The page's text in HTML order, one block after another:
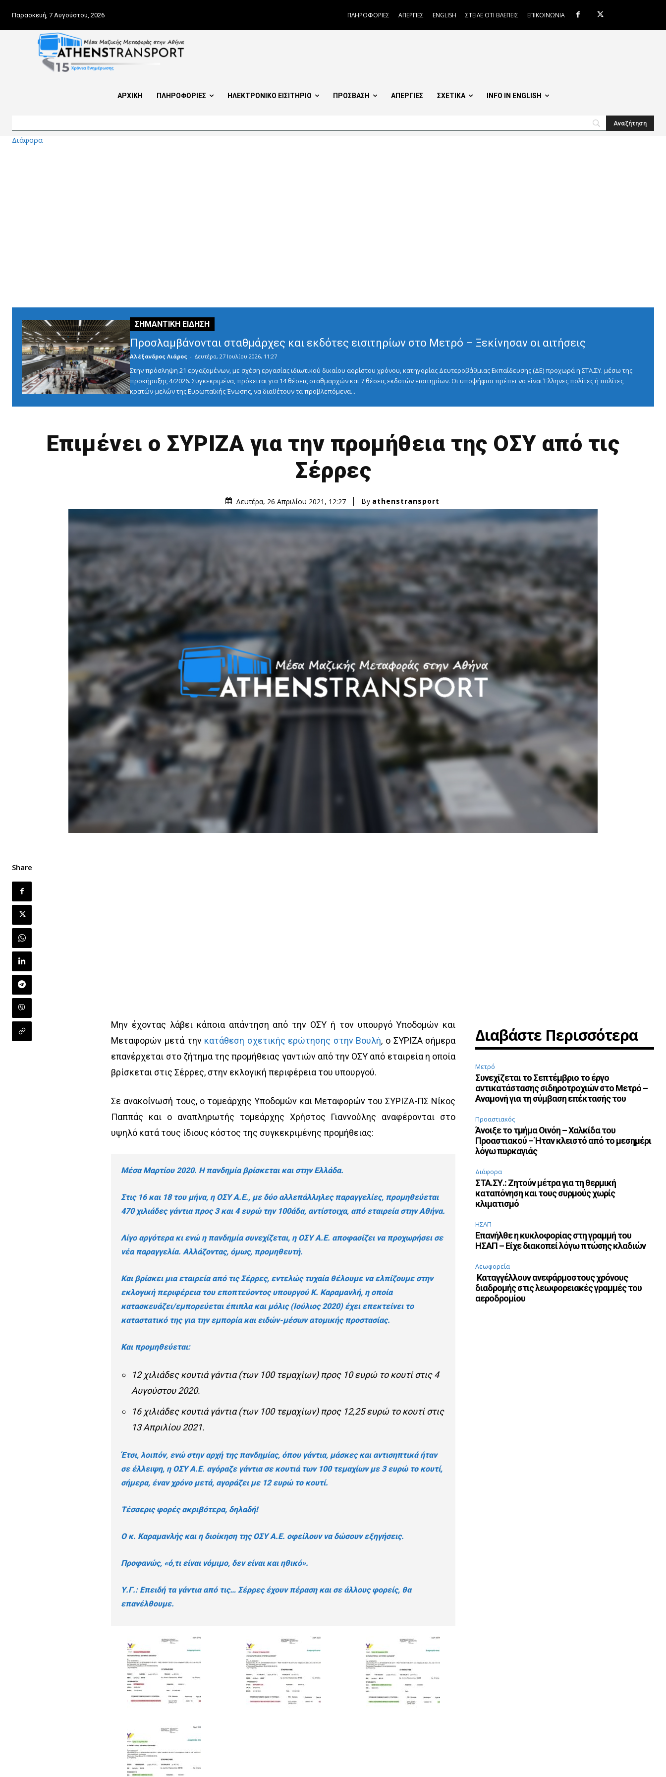
Παρασκευή, 7 Αυγούστου, 2026 ΠΛΗΡΟΦΟΡΙΕΣ ΑΠΕΡΓΙΕΣ ENGLISH ΣΤΕΙΛΕ ΟΤΙ ΒΛΕΠΕΙΣ ΕΠΙΚΟΙΝΩΝΙΑ
ΑΡΧΙΚΗ ΠΛΗΡΟΦΟΡΙΕΣ ΗΛΕΚΤΡΟΝΙΚΟ ΕΙΣΙΤΗΡΙΟ ΠΡΟΣΒΑΣΗ ΑΠΕΡΓΙΕΣ ΣΧΕΤΙΚΑ INFO IN ENGLISH
Διάφορα
Προσλαμβάνονται σταθμάρχες και εκδότες εισιτηρίων στο Μετρό – Ξεκίνησαν οι αιτήσεις
Αλέξανδρος Λιάρος - Δευτέρα, 27 Ιουλίου 2026, 11:27
Στην πρόσληψη 21 εργαζομένων, με σχέση εργασίας ιδιωτικού δικαίου αορίστου χρόνου, κατηγορίας Δευτεροβάθμιας Εκπαίδευσης (ΔΕ) προχωρά η ΣΤΑ.ΣΥ. μέσω της
προκήρυξης 4/2026. Συγκεκριμένα, πρόκειται για 14 θέσεις σταθμαρχών και 7 θέσεις εκδοτών εισιτηρίων. Οι υποψήφιοι πρέπει να είναι Έλληνες πολίτες ή πολίτες
κρατών-μελών της Ευρωπαϊκής Ένωσης, να διαθέτουν τα προβλεπόμενα...
Επιμένει ο ΣΥΡΙΖΑ για την προμήθεια της ΟΣΥ από τις
Σέρρες
Δευτέρα, 26 Απριλίου 2021, 12:27 By athenstransport
Share
Μην έχοντας λάβει κάποια απάντηση από την ΟΣΥ ή τον υπουργό Υποδομών και
Μεταφορών μετά την κατάθεση σχετικής ερώτησης στην Βουλή, ο ΣΥΡΙΖΑ σήμερα
επανέρχεται στο ζήτημα της προμήθειας γαντιών από την ΟΣΥ από εταιρεία η οποία
βρίσκεται στις Σέρρες, στην εκλογική περιφέρεια του υπουργού.
Σε ανακοίνωσή τους, ο τομεάρχης Υποδομών και Μεταφορών του ΣΥΡΙΖΑ-ΠΣ Νίκος
Παππάς και ο αναπληρωτής τομεάρχης Χρήστος Γιαννούλης αναφέρονται στο
υψηλό κατά τους ίδιους κόστος της συγκεκριμένης προμήθειας:
Μέσα Μαρτίου 2020. Η πανδημία βρίσκεται και στην Ελλάδα.
Στις 16 και 18 του μήνα, η ΟΣΥ Α.Ε., με δύο αλλεπάλληλες παραγγελίες, προμηθεύεται
470 χιλιάδες γάντια προς 3 και 4 ευρώ την 100άδα, αντίστοιχα, από εταιρεία στην Αθήνα.
Λίγο αργότερα κι ενώ η πανδημία συνεχίζεται, η ΟΣΥ Α.Ε. αποφασίζει να προχωρήσει σε
νέα παραγγελία. Αλλάζοντας, όμως, προμηθευτή.
Και βρίσκει μια εταιρεία από τις Σέρρες, εντελώς τυχαία θέλουμε να ελπίζουμε στην
εκλογική περιφέρεια του εποπτεύοντος υπουργού Κ. Καραμανλή, η οποία
κατασκευάζει/εμπορεύεται έπιπλα και μόλις (Ιούλιος 2020) έχει επεκτείνει το
καταστατικό της για την εμπορία και ειδών-μέσων ατομικής προστασίας.
Και προμηθεύεται:
12 χιλιάδες κουτιά γάντια (των 100 τεμαχίων) προς 10 ευρώ το κουτί στις 4
Αυγούστου 2020.
16 χιλιάδες κουτιά γάντια (των 100 τεμαχίων) προς 12,25 ευρώ το κουτί στις
13 Απριλίου 2021.
Έτσι, λοιπόν, ενώ στην αρχή της πανδημίας, όπου γάντια, μάσκες και αντισηπτικά ήταν
σε έλλειψη, η ΟΣΥ Α.Ε. αγόραζε γάντια σε κουτιά των 100 τεμαχίων με 3 ευρώ το κουτί,
σήμερα, έναν χρόνο μετά, αγοράζει με 12 ευρώ το κουτί.
Τέσσερις φορές ακριβότερα, δηλαδή!
Ο κ. Καραμανλής και η διοίκηση της ΟΣΥ Α.Ε. οφείλουν να δώσουν εξηγήσεις.
Προφανώς, «ό,τι είναι νόμιμο, δεν είναι και ηθικό».
Υ.Γ.: Επειδή τα γάντια από τις… Σέρρες έχουν πέραση και σε άλλους φορείς, θα
επανέλθουμε.
Διαβάστε Περισσότερα
Μετρό
Συνεχίζεται το Σεπτέμβριο το έργο
αντικατάστασης σιδηροτροχιών στο Μετρό –
Αναμονή για τη σύμβαση επέκτασής του
Προαστιακός
Άνοιξε το τμήμα Οινόη – Χαλκίδα του
Προαστιακού – Ήταν κλειστό από το μεσημέρι
λόγω πυρκαγιάς
Διάφορα
ΣΤΑ.ΣΥ.: Ζητούν μέτρα για τη θερμική
καταπόνηση και τους συρμούς χωρίς
κλιματισμό
ΗΣΑΠ
Επανήλθε η κυκλοφορίας στη γραμμή του
ΗΣΑΠ – Είχε διακοπεί λόγω πτώσης κλαδιών
Λεωφορεία
Καταγγέλλουν ανεφάρμοστους χρόνους
διαδρομής στις λεωφορειακές γραμμές του
αεροδρομίου